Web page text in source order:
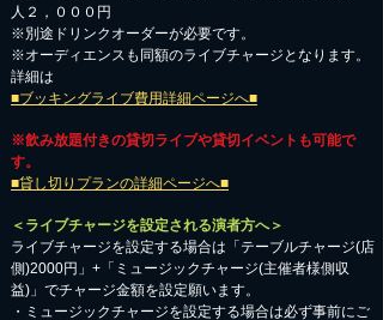
人２，０００円
※別途ドリンクオーダーが必要です。
※オーディエンスも同額のライブチャージとなります。
詳細は
■ブッキングライブ費用詳細ページへ■
※飲み放題付きの貸切ライブや貸切イベントも可能で
す。
■貸し切りプランの詳細ページへ■
＜ライブチャージを設定される演者方へ＞
ライブチャージを設定する場合は「テーブルチャージ(店
側)2000円」+「ミュージックチャージ(主催者様側収
益)」でチャージ金額を設定願います。
・ミュージックチャージを設定する場合は必ず事前にご